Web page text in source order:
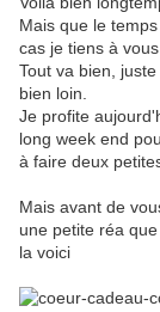
Mais que le
cas je tiens à
Tout va bien,
bien loin.
Je profite
long week end
à faire deux
Mais avant de
une petite réa
la voici